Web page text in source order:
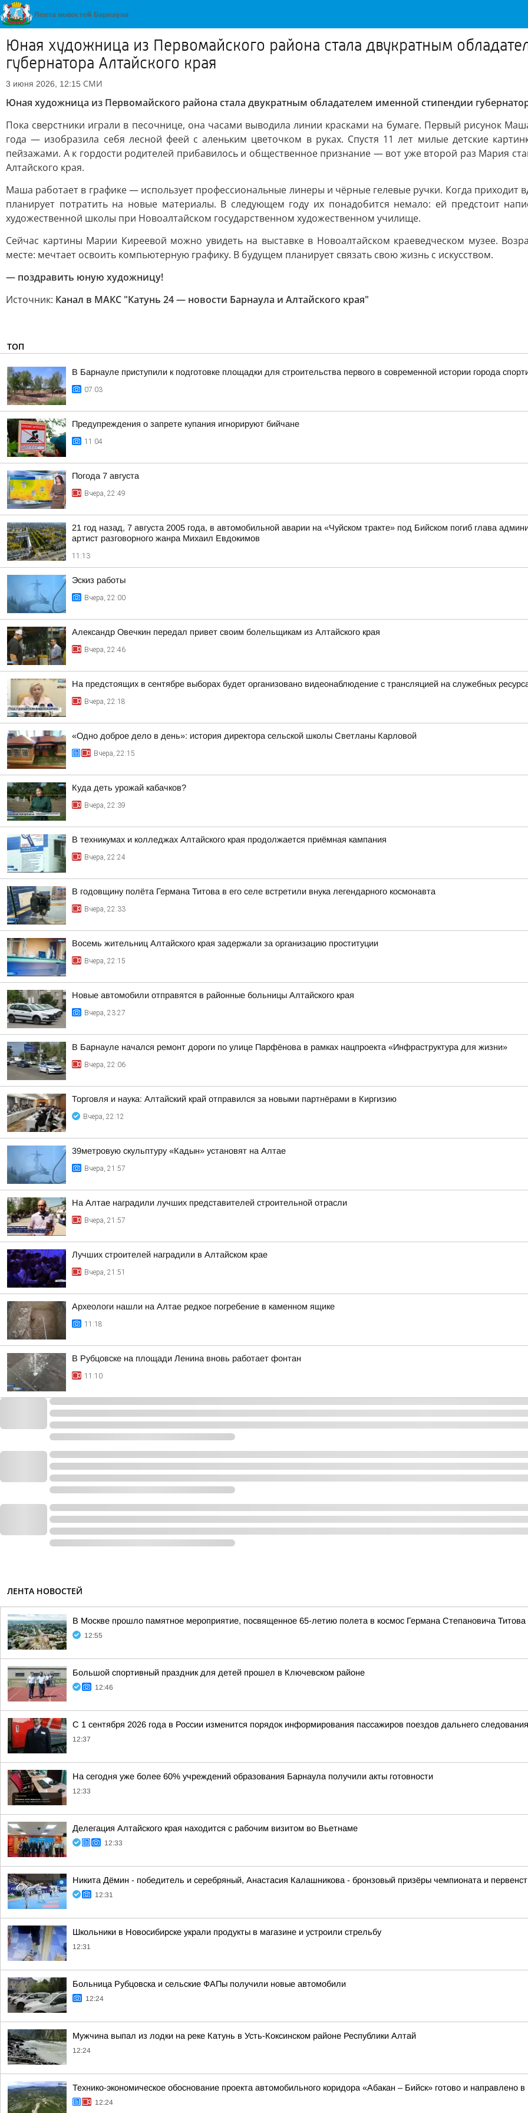
Юная художница из Первомайского района стала двукратным
губернатора Алтайского края
3 июня 2026, 12:15 СМИ
Юная художница из Первомайского района стала двукратным обладателем именной стипендии
Пока сверстники играли в песочнице, она часами выводила линии красками на бумаге. Первый рисунок
года — изобразила себя лесной феей с аленьким цветочком в руках. Спустя 11 лет милые детские
пейзажами. А к гордости родителей прибавилось и общественное признание — вот уже второй раз Мария
Алтайского края.
Маша работает в графике — использует профессиональные линеры и чёрные гелевые ручки. Когда
планирует потратить на новые материалы. В следующем году их понадобится немало: ей предстоит
художественной школы при Новоалтайском государственном художественном училище.
Сейчас картины Марии Киреевой можно увидеть на выставке в Новоалтайском краеведческом музее.
месте: мечтает освоить компьютерную графику. В будущем планирует связать свою жизнь с искусством.
— поздравить юную художницу!
Источник: Канал в МАКС "Катунь 24 — новости Барнаула и Алтайского края"
ТОП
В Барнауле приступили к подготовке площадки для строительства первого в современной истории города
07:03
Предупреждения о запрете купания игнорируют бийчане
11:04
Погода 7 августа
Вчера, 22:49
21 год назад, 7 августа 2005 года, в автомобильной аварии на «Чуйском тракте» под Бийском погиб глава
артист разговорного жанра Михаил Евдокимов
11:13
Эскиз работы
Вчера, 22:00
Александр Овечкин передал привет своим болельщикам из Алтайского края
Вчера, 22:46
На предстоящих в сентябре выборах будет организовано видеонаблюдение с трансляцией на служебных
Вчера, 22:18
«Одно доброе дело в день»: история директора сельской школы Светланы Карловой
Вчера, 22:15
Куда деть урожай кабачков?
Вчера, 22:39
В техникумах и колледжах Алтайского края продолжается приёмная кампания
Вчера, 22:24
В годовщину полёта Германа Титова в его селе встретили внука легендарного космонавта
Вчера, 22:33
Восемь жительниц Алтайского края задержали за организацию проституции
Вчера, 22:15
Новые автомобили отправятся в районные больницы Алтайского края
Вчера, 23:27
В Барнауле начался ремонт дороги по улице Парфёнова в рамках нацпроекта «Инфраструктура для жизни»
Вчера, 22:06
Торговля и наука: Алтайский край отправился за новыми партнёрами в Киргизию
Вчера, 22:12
39метровую скульптуру «Кадын» установят на Алтае
Вчера, 21:57
На Алтае наградили лучших представителей строительной отрасли
Вчера, 21:57
Лучших строителей наградили в Алтайском крае
Вчера, 21:51
Археологи нашли на Алтае редкое погребение в каменном ящике
11:18
В Рубцовске на площади Ленина вновь работает фонтан
11:10
ЛЕНТА НОВОСТЕЙ
В Москве прошло памятное мероприятие, посвященное 65-летию полета в космос Германа Степановича Титова
12:55
Большой спортивный праздник для детей прошел в Ключевском районе
12:46
С 1 сентября 2026 года в России изменится порядок информирования пассажиров поездов дальнего следования
12:37
На сегодня уже более 60% учреждений образования Барнаула получили акты готовности
12:33
Делегация Алтайского края находится с рабочим визитом во Вьетнаме
12:33
Никита Дёмин - победитель и серебряный, Анастасия Калашникова - бронзовый призёры чемпионата и
12:31
Школьники в Новосибирске украли продукты в магазине и устроили стрельбу
12:31
Больница Рубцовска и сельские ФАПы получили новые автомобили
12:24
Мужчина выпал из лодки на реке Катунь в Усть-Коксинском районе Республики Алтай
12:24
Технико-экономическое обоснование проекта автомобильного коридора «Абакан – Бийск» готово и направлено
12:24